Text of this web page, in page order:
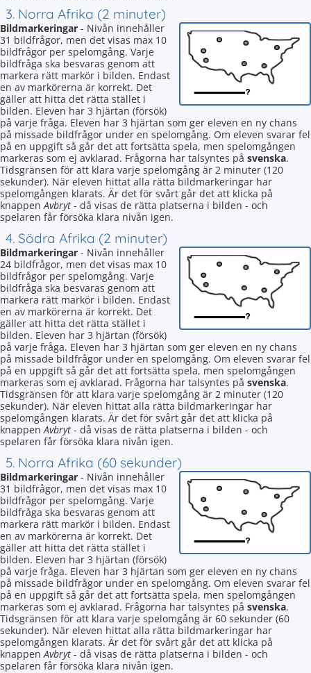
3. Norra Afrika (2 minuter)
Bildmarkeringar - Nivån innehåller
31 bildfrågor, men det visas max 10
bildfrågor per spelomgång. Varje
bildfråga ska besvaras genom att
markera rätt markör i bilden. Endast
en av markörerna är korrekt. Det
gäller att hitta det rätta stället i
bilden. Eleven har 3 hjärtan (försök)
på varje fråga. Eleven har 3 hjärtan som ger eleven en ny chans
på missade bildfrågor under en spelomgång. Om eleven svarar fel
på en uppgift så går det att fortsätta spela, men spelomgången
markeras som ej avklarad. Frågorna har talsyntes på svenska.
Tidsgränsen för att klara varje spelomgång är 2 minuter (120
sekunder). När eleven hittat alla rätta bildmarkeringar har
spelomgången klarats. Är det för svårt går det att klicka på
knappenAvbryt - då visas de rätta platserna i bilden - och
spelaren får försöka klara nivån igen.
4. Södra Afrika (2 minuter)
Bildmarkeringar - Nivån innehåller
24 bildfrågor, men det visas max 10
bildfrågor per spelomgång. Varje
bildfråga ska besvaras genom att
markera rätt markör i bilden. Endast
en av markörerna är korrekt. Det
gäller att hitta det rätta stället i
bilden. Eleven har 3 hjärtan (försök)
på varje fråga. Eleven har 3 hjärtan som ger eleven en ny chans
på missade bildfrågor under en spelomgång. Om eleven svarar fel
på en uppgift så går det att fortsätta spela, men spelomgången
markeras som ej avklarad. Frågorna har talsyntes på svenska.
Tidsgränsen för att klara varje spelomgång är 2 minuter (120
sekunder). När eleven hittat alla rätta bildmarkeringar har
spelomgången klarats. Är det för svårt går det att klicka på
knappenAvbryt - då visas de rätta platserna i bilden - och
spelaren får försöka klara nivån igen.
5. Norra Afrika (60 sekunder)
Bildmarkeringar - Nivån innehåller
31 bildfrågor, men det visas max 10
bildfrågor per spelomgång. Varje
bildfråga ska besvaras genom att
markera rätt markör i bilden. Endast
en av markörerna är korrekt. Det
gäller att hitta det rätta stället i
bilden. Eleven har 3 hjärtan (försök)
på varje fråga. Eleven har 3 hjärtan som ger eleven en ny chans
på missade bildfrågor under en spelomgång. Om eleven svarar fel
på en uppgift så går det att fortsätta spela, men spelomgången
markeras som ej avklarad. Frågorna har talsyntes på svenska.
Tidsgränsen för att klara varje spelomgång är 60 sekunder (60
sekunder). När eleven hittat alla rätta bildmarkeringar har
spelomgången klarats. Är det för svårt går det att klicka på
knappenAvbryt - då visas de rätta platserna i bilden - och
spelaren får försöka klara nivån igen.